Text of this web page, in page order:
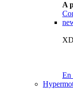
A
En